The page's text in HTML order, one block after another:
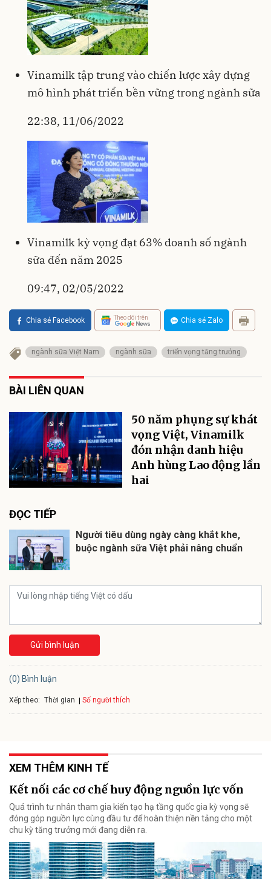
Vinamilk tập trung vào chiến lược xây dựng
mô hình phát triển bền vững trong ngành sữa
22:38, 11/06/2022
Vinamilk kỳ vọng đạt 63% doanh số ngành
sữa đến năm 2025
09:47, 02/05/2022
Chia sẻ Facebook Theo dõi trên Chia sẻ Zalo
ngành sữa Việt Nam ngành sữa triển vọng tăng trưởng
BÀI LIÊN QUAN
50 năm phụng sự khát
vọng Việt, Vinamilk
đón nhận danh hiệu
Anh hùng Lao động lần
hai
ĐỌC TIẾP
Người tiêu dùng ngày càng khắt khe,
buộc ngành sữa Việt phải nâng chuẩn
Gửi bình luận
(0) Bình luận
Xếp theo: Thời gian Số người thích
XEM THÊM KINH TẾ
Kết nối các cơ chế huy động nguồn lực vốn
Quá trình tư nhân tham gia kiến tạo hạ tầng quốc gia kỳ vọng sẽ
đóng góp nguồn lực cùng đầu tư để hoàn thiện nền tảng cho một
chu kỳ tăng trưởng mới đang diễn ra.